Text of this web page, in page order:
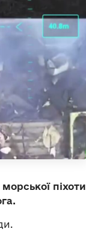
піхоти